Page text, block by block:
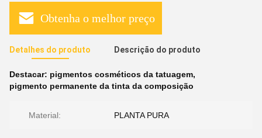
Obtenha o melhor preço
Detalhes do produto Descrição do produto
Destacar: pigmentos cosméticos da tatuagem,
pigmento permanente da tinta da composição
Material: PLANTA PURA